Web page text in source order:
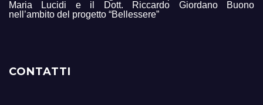
Maria Lucidi e il Dott. Riccardo Giordano Buono
nell’ambito del progetto “Bellessere”
CONTATTI